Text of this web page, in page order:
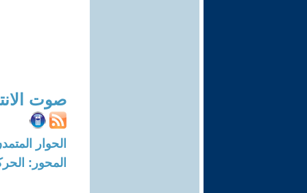
صوت
الحوار المتمدن-العدد:
المحور: